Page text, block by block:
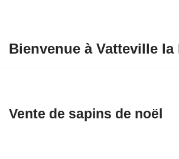
Bienvenue à Vatteville la
Vente de sapins de noël